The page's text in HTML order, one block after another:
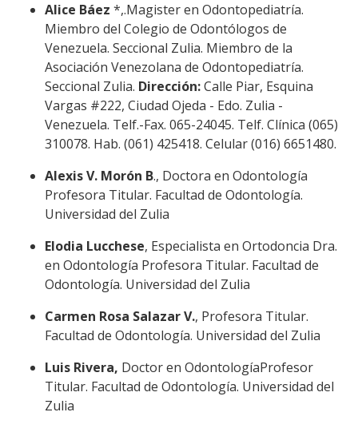
Alice Báez *,.Magister en Odontopediatría.
Miembro del Colegio de Odontólogos de
Venezuela. Seccional Zulia. Miembro de la
Asociación Venezolana de Odontopediatría.
Seccional Zulia. Dirección:Calle Piar, Esquina
Vargas #222, Ciudad Ojeda - Edo. Zulia -
Venezuela. Telf.-Fax. 065-24045. Telf. Clínica (065)
310078. Hab. (061) 425418. Celular (016) 6651480.
Alexis V. Morón B., Doctora en Odontología
Profesora Titular. Facultad de Odontología.
Universidad del Zulia
Elodia Lucchese, Especialista en Ortodoncia Dra.
en Odontología Profesora Titular. Facultad de
Odontología. Universidad del Zulia
Carmen Rosa Salazar V., Profesora Titular.
Facultad de Odontología. Universidad del Zulia
Luis Rivera, Doctor en OdontologíaProfesor
Titular. Facultad de Odontología. Universidad del
Zulia